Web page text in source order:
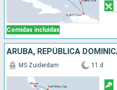
Comidas incluidas
MS Zuiderdam 11 d